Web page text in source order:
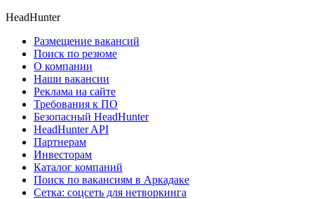
HeadHunter
Размещение вакансий
Поиск по резюме
О компании
Наши вакансии
Реклама на сайте
Требования к ПО
Безопасный HeadHunter
HeadHunter API
Партнерам
Инвесторам
Каталог компаний
Поиск по вакансиям в Аркадаке
Сетка: соцсеть для нетворкинга